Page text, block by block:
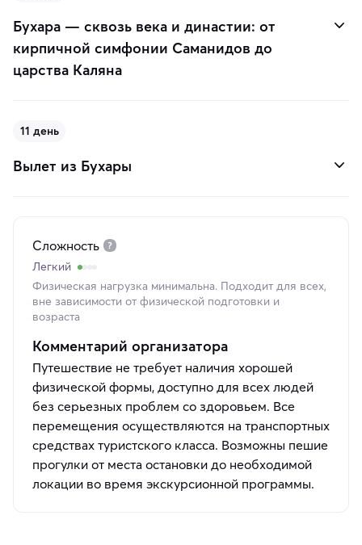
Бухара — сквозь века и династии: от
кирпичной симфонии Саманидов до
царства Каляна
11 день
Вылет из Бухары
Сложность
Легкий
Физическая нагрузка минимальна. Подходит для всех,
вне зависимости от физической подготовки и
возраста
Комментарий организатора
Путешествие не требует наличия хорошей
физической формы, доступно для всех людей
без серьезных проблем со здоровьем. Все
перемещения осуществляются на транспортных
средствах туристского класса. Возможны пешие
прогулки от места остановки до необходимой
локации во время экскурсионной программы.